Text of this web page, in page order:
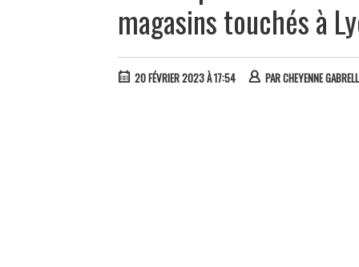
magasins touchés à
20 FÉVRIER 2023 À 17:54 PARCHEYENNE